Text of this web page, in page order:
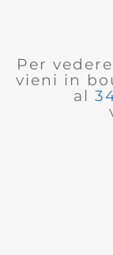
Per
vieni in
al